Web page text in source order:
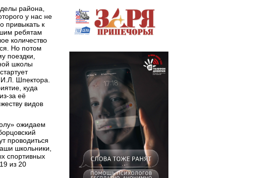
района,
у нас не
привыкать к
ребятам
количество
Но потом
поездки,
школы
Шпектора.
куда
за её
видов
ожидаем
проводиться
школьники,
спортивных
из 20